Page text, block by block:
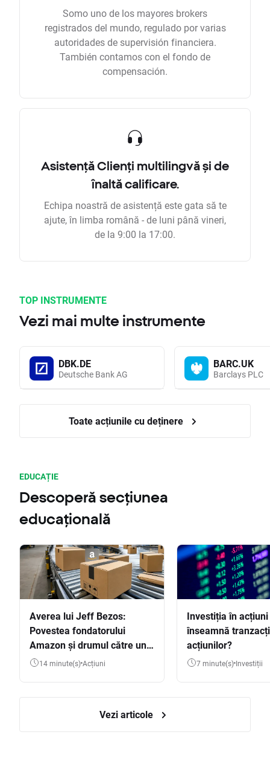
Somo uno de los mayores brokers
registrados del mundo, regulado por varias
autoridades de supervisión financiera.
También contamos con el fondo de
compensación.
Asistență Clienți multilingvă și de
înaltă calificare.
Echipa noastră de asistență este gata să te
ajute, în limba română - de luni până vineri,
de la 9:00 la 17:00.
TOP INSTRUMENTE
Vezi mai multe instrumente
DBK.DE
Deutsche Bank AG
BARC.UK
Barclays PLC
Toate acțiunile cu deținere
EDUCAȚIE
Descoperă secțiunea
educațională
Averea lui Jeff Bezos:
Povestea fondatorului
Amazon și drumul către una
dintre cele mai mari averi
14 minute(s) Acțiuni
Investiția în
înseamnă
acțiunilor?
7 minute(s) Investiții
Vezi articole